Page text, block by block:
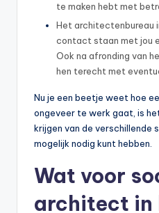
te maken hebt met
Het architectenbureau
contact staan met jou
Ook na afronding van
hen terecht met
Nu je een beetje weet hoe
ongeveer te werk gaat, is
krijgen van de verschillende
mogelijk nodig kunt hebben.
Wat voor
architect in